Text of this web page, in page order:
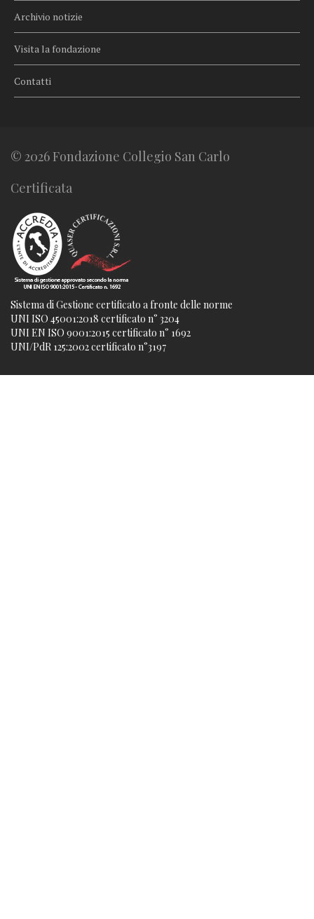
Archivio notizie
Visita la fondazione
Contatti
© 2026 Fondazione Collegio San Carlo
Certificata
Sistema di Gestione certificato a fronte delle norme
UNI ISO 45001:2018 certificato n° 3204
UNI EN ISO 9001:2015 certificato n° 1692
UNI/PdR 125:2002 certificato n°3197